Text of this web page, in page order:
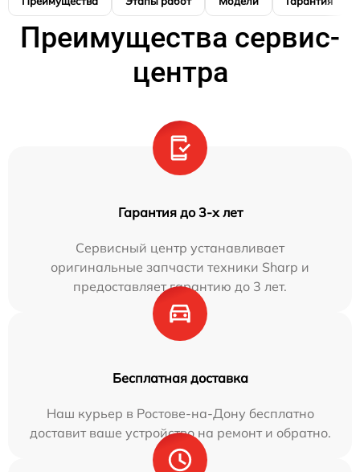
Преимущества сервис-
центра
Гарантия до 3-х лет
Сервисный центр устанавливает
оригинальные запчасти техники Sharp и
предоставляет гарантию до 3 лет.
Бесплатная доставка
Наш курьер в Ростове-на-Дону бесплатно
доставит ваше устройство на ремонт и обратно.